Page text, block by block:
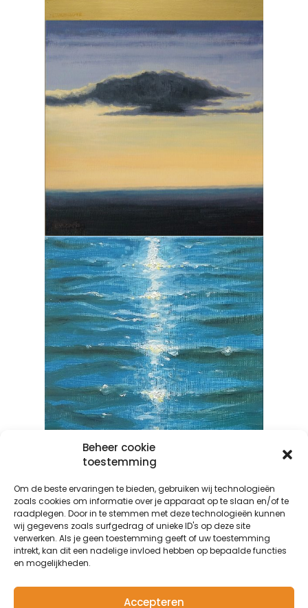
Beheer cookie
toestemming
Om de beste ervaringen te bieden, gebruiken wij technologieën
zoals cookies om informatie over je apparaat op te slaan en/of te
raadplegen. Door in te stemmen met deze technologieën kunnen
wij gegevens zoals surfgedrag of unieke ID's op deze site
verwerken. Als je geen toestemming geeft of uw toestemming
intrekt, kan dit een nadelige invloed hebben op bepaalde functies
en mogelijkheden.
Accepteren